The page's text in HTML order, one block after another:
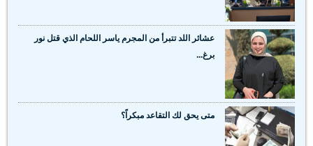
عشائر اللد تتبرأ من المجرم ياسر اللحام الذي قتل نور
برغ...
متى يحق لك التقاعد مبكراً؟